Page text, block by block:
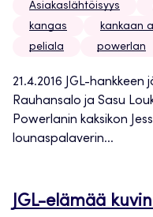
Asiakaslähtöisyys
kangas
kankaan
peliala
powerlan
21.4.2016 JGL-
Rauhansalo ja Sasu
Powerlanin kaksikon
lounaspalaverin...
JGL-elämää